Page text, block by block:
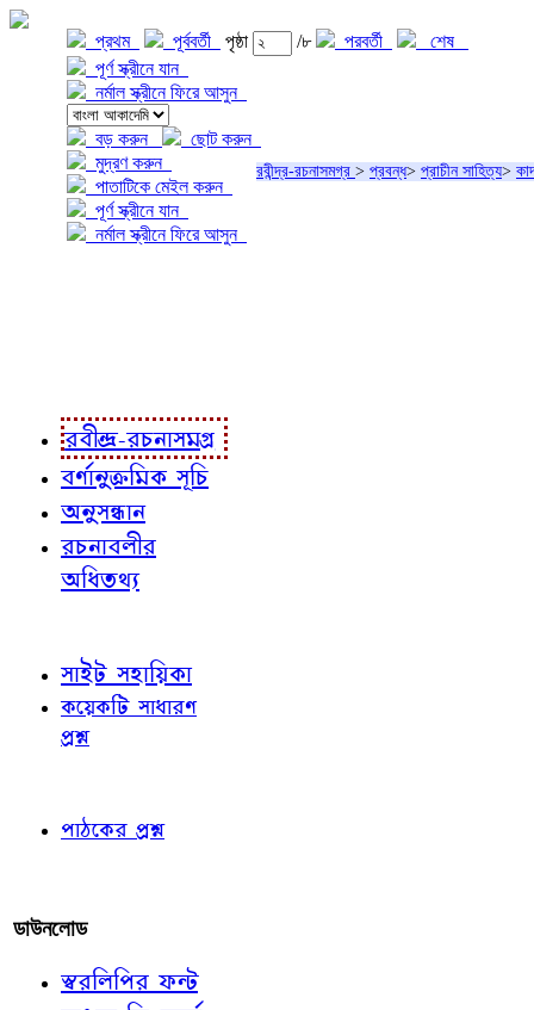
প্রথম পূর্ববর্তী পৃষ্ঠা /৮ পরবর্তী
শেষ
পূর্ণ স্ক্রীনে যান
নর্মাল স্ক্রীনে ফিরে আসুন
বড় করুন
ছোট করুন
মুদ্রণ করুন
পাতাটিকে মেইল করুন
পূর্ণ স্ক্রীনে যান
নর্মাল স্ক্রীনে ফিরে আসুন
রবীন্দ্র-রচনাসমগ্র > প্রবন্ধ> প্রাচীন সাহিত্য>
রবীন্দ্র-রচনাসমগ্র
বর্ণানুক্রমিক সূচি
অনুসন্ধান
রচনাবলীর
অধিতথ্য
সাইট সহায়িকা
কয়েকটি সাধারণ
প্রশ্ন
পাঠকের প্রশ্ন
ডাউনলোড
স্বরলিপির ফন্ট